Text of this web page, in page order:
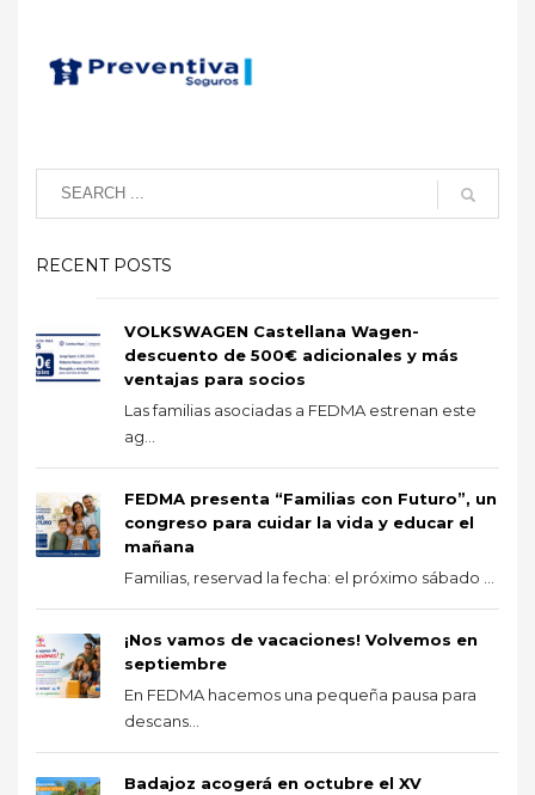
RECENT POSTS
VOLKSWAGEN Castellana Wagen-
descuento de 500€ adicionales y más
ventajas para socios
Las familias asociadas a FEDMA estrenan este
ag...
FEDMA presenta “Familias con Futuro”, un
congreso para cuidar la vida y educar el
mañana
Familias, reservad la fecha: el próximo sábado ...
¡Nos vamos de vacaciones! Volvemos en
septiembre
En FEDMA hacemos una pequeña pausa para
descans...
Badajoz acogerá en octubre el XV